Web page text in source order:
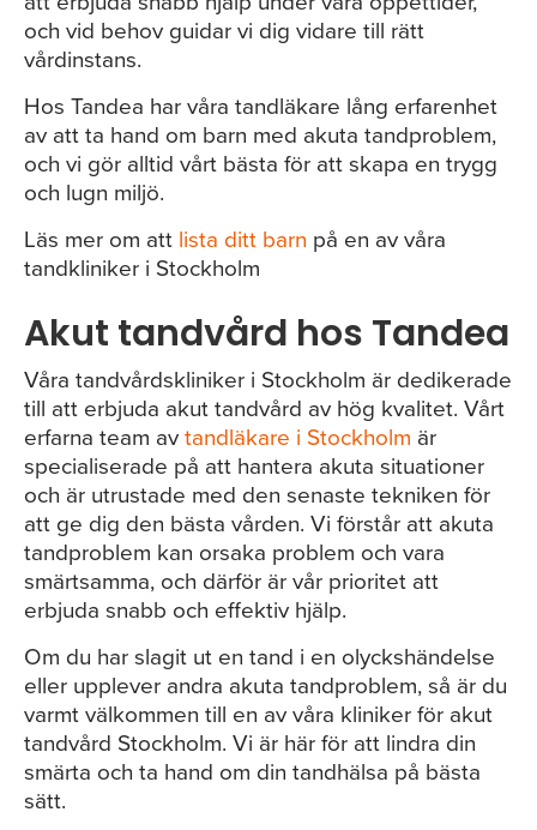
och vid behov guidar vi dig vidare till rätt
vårdinstans.
Hos Tandea har våra tandläkare lång erfarenhet
av att ta hand om barn med akuta tandproblem,
och vi gör alltid vårt bästa för att skapa en trygg
och lugn miljö.
Läs mer om att lista ditt barn på en av våra
tandkliniker i Stockholm
Akut tandvård hos Tandea
Våra tandvårdskliniker i Stockholm är dedikerade
till att erbjuda akut tandvård av hög kvalitet. Vårt
erfarna team av tandläkare i Stockholm är
specialiserade på att hantera akuta situationer
och är utrustade med den senaste tekniken för
att ge dig den bästa vården. Vi förstår att akuta
tandproblem kan orsaka problem och vara
smärtsamma, och därför är vår prioritet att
erbjuda snabb och effektiv hjälp.
Om du har slagit ut en tand i en olyckshändelse
eller upplever andra akuta tandproblem, så är du
varmt välkommen till en av våra kliniker för akut
tandvård Stockholm. Vi är här för att lindra din
smärta och ta hand om din tandhälsa på bästa
sätt.